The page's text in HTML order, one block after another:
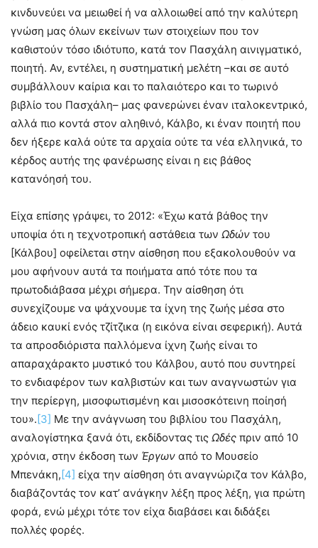
κινδυνεύει να μειωθεί ή να αλλοιωθεί από την καλύτερη
γνώση μας όλων εκείνων των στοιχείων που τον
καθιστούν τόσο ιδιότυπο, κατά τον Πασχάλη αινιγματικό,
ποιητή. Αν, εντέλει, η συστηματική μελέτη –και σε αυτό
συμβάλλουν καίρια και το παλαιότερο και το τωρινό
βιβλίο του Πασχάλη– μας φανερώνει έναν ιταλοκεντρικό,
αλλά πιο κοντά στον αληθινό, Κάλβο, κι έναν ποιητή που
δεν ήξερε καλά ούτε τα αρχαία ούτε τα νέα ελληνικά, το
κέρδος αυτής της φανέρωσης είναι η εις βάθος
κατανόησή του.
Είχα επίσης γράψει, το 2012: «Έχω κατά βάθος την
υποψία ότι η τεχνοτροπική αστάθεια των Ωδών του
[Κάλβου] οφείλεται στην αίσθηση που εξακολουθούν να
μου αφήνουν αυτά τα ποιήματα από τότε που τα
πρωτοδιάβασα μέχρι σήμερα. Την αίσθηση ότι
συνεχίζουμε να ψάχνουμε τα ίχνη της ζωής μέσα στο
άδειο καυκί ενός τζίτζικα (η εικόνα είναι σεφερική). Αυτά
τα απροσδιόριστα παλλόμενα ίχνη ζωής είναι το
απαραχάρακτο μυστικό του Κάλβου, αυτό που συντηρεί
το ενδιαφέρον των καλβιστών και των αναγνωστών για
την περίεργη, μισοφωτισμένη και μισοσκότεινη ποίησή
του».[3] Με την ανάγνωση του βιβλίου του Πασχάλη,
αναλογίστηκα ξανά ότι, εκδίδοντας τις Ωδές πριν από 10
χρόνια, στην έκδοση των Έργων από το Μουσείο
Μπενάκη,[4] είχα την αίσθηση ότι αναγνώριζα τον Κάλβο,
διαβάζοντάς τον κατ’ ανάγκην λέξη προς λέξη, για πρώτη
φορά, ενώ μέχρι τότε τον είχα διαβάσει και διδάξει
πολλές φορές.